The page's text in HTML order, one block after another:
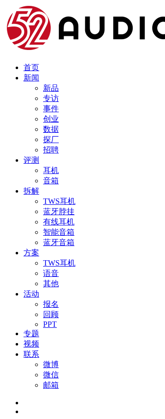
首页
新闻
新品
专访
事件
创业
数据
探厂
招聘
评测
耳机
音箱
拆解
TWS耳机
蓝牙脖挂
有线耳机
智能音箱
蓝牙音箱
方案
TWS耳机
语音
其他
活动
报名
回顾
PPT
专题
视频
联系
微博
微信
邮箱